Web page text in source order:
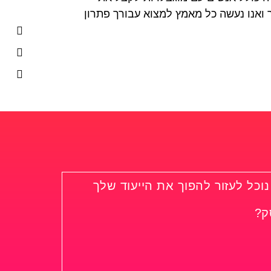
נעשה כל מאמץ למצוא עבורך פתרון